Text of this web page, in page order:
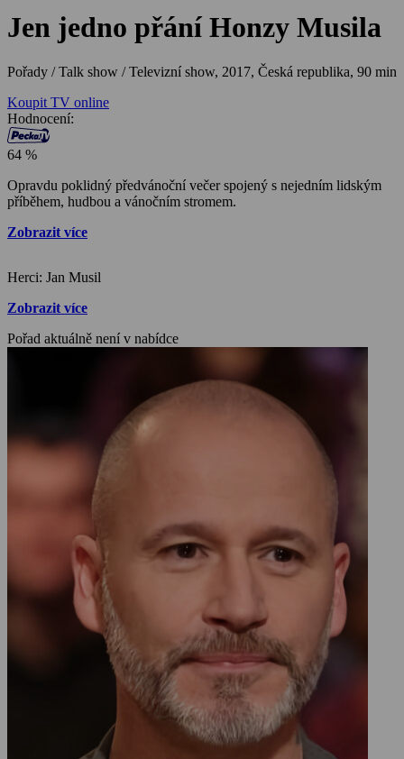
Jen jedno přání Honzy Musila
Pořady / Talk show / Televizní show, 2017, Česká republika, 90 min
Koupit TV online
Hodnocení:
64 %
Opravdu poklidný předvánoční večer spojený s nejedním lidským
příběhem, hudbou a vánočním stromem.
Zobrazit více
Herci: Jan Musil
Zobrazit více
Pořad aktuálně není v nabídce